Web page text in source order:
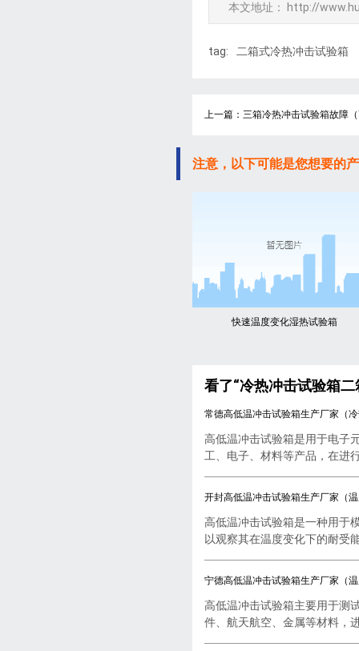
本文地址： http://
tag: 二箱式冷热冲击试验箱
上一篇：三箱冷热冲击试验箱故障
注意，以下可能是您想要的
快速温度变化湿热试验箱
看了“冷热冲击试验箱
常德高低温冲击试验箱生产厂家（
高低温冲击试验箱是用于电子
工、电子、材料等产品，在进
开封高低温冲击试验箱生产厂家（
高低温冲击试验箱是一种用于
以观察其在温度变化下的耐受
宁德高低温冲击试验箱生产厂家（
高低温冲击试验箱主要用于测
件、航天航空、金属等材料，